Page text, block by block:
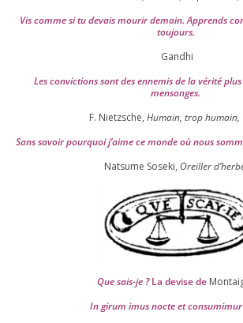
Vis comme si tu devais mou­rir demain. Apprends
toujours.
Gandhi
Les convic­tions sont des enne­mis de la véri­té
mensonges.
F. Nietzsche, Humain, trop humain,
Sans savoir pour­quoi j’aime ce monde où nous
Natsume Soseki, Oreiller
Que sais-je ?La devise de
In girum imus nocte et